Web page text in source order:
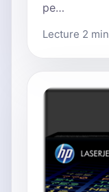
pe…
Lecture 2 min